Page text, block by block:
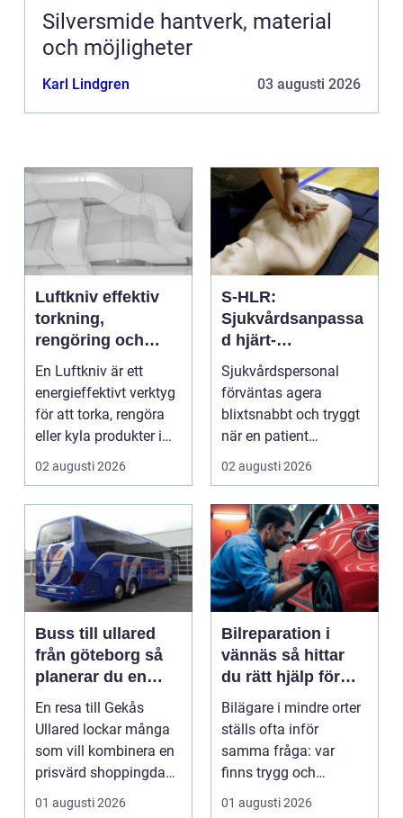
Silversmide hantverk, material
och möjligheter
Karl Lindgren 03 augusti 2026
Luftkniv effektiv
torkning,
rengöring och
kylning i modern
industri
En Luftkniv är ett
energieffektivt verktyg
för att torka, rengöra
eller kyla produkter i
rörelse. Te...
02 augusti 2026
S-HLR:
Sjukvårdsanpassa
d hjärt-
lungräddning som
räddar liv
Sjukvårdspersonal
förväntas agera
blixtsnabbt och tryggt
när en patient
drabbas...
02 augusti 2026
Buss till ullared
från göteborg så
planerar du en
smidig
shoppingdag
En resa till Gekås
Ullared lockar många
som vill kombinera en
prisvärd shoppingdag
med en enkel och ...
01 augusti 2026
Bilreparation i
vännäs så hittar
du rätt hjälp för
din bil
Bilägare i mindre orter
ställs ofta inför
samma fråga: var
finns trygg och
prisvärd hjälp när bilen
01 augusti 2026